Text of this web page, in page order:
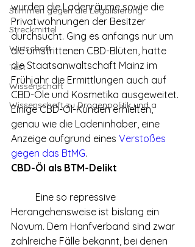
Stimmen gegen die Legalisierung
Streckmittel
Wirtschaft
Test
Wissenschaft
Wissenschaft zu Drogenpolitik und a
wurden die Ladenräume sowie die
Privatwohnungen der Besitzer
durchsucht. Ging es anfangs nur um
die umstrittenen CBD-Blüten, hatte
die Staatsanwaltschaft Mainz im
Frühjahr die Ermittlungen auch auf
CBD-Öle und Kosmetika ausgeweitet.
Einige CBD-Öl-Kunden erhielten,
genau wie die Ladeninhaber, eine
Anzeige aufgrund eines Verstoßes
gegen das BtMG.
CBD-Öl als BTM-Delikt
Herangehensweise ist bislang ein
Novum. Dem Hanfverband sind zwar
zahlreiche Fälle bekannt, bei denen